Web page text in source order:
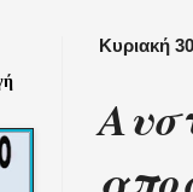
Κυριακή